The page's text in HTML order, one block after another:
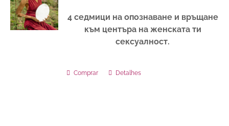
4 седмици на опознаване и връщане
към центъра на женската ти
сексуалност.
Comprar Detalhes